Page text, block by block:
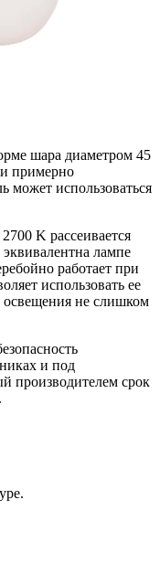
шара диаметром 45
примерно
может использоваться
K рассеивается
лампе
работает при
использовать ее
освещения не слишком
и под
производителем срок